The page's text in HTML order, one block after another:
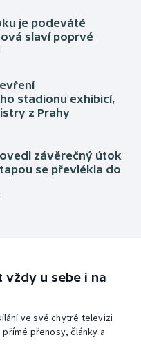
je podeváté
slaví poprvé
stadionu exhibicí,
z Prahy
závěrečný útok
se převlékla do
u sebe i na
ve své chytré televizi
přenosy, články a